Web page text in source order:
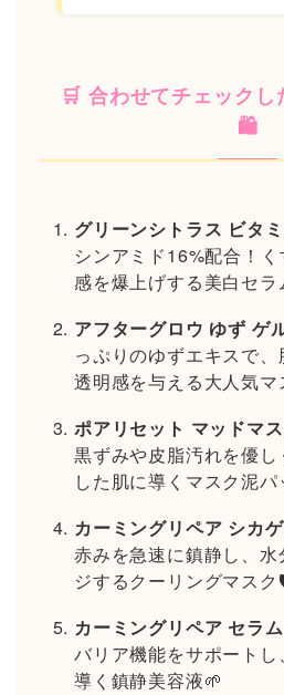
🛒 合わせてチェック
🛍️
グリーンシトラス ビタ
シンアミド16%配合！
感を爆上げする美白セラ
アフターグロウ ゆず ゲ
っぷりのゆずエキスで
透明感を与える大人気マ
ポアリセット マッドマ
黒ずみや皮脂汚れを優し
した肌に導くマスク泥パ
カーミングリペア シカ
赤みを急速に鎮静し、
ジするクーリングマス
カーミングリペア セラム
バリア機能をサポート
導く鎮静美容液🌱